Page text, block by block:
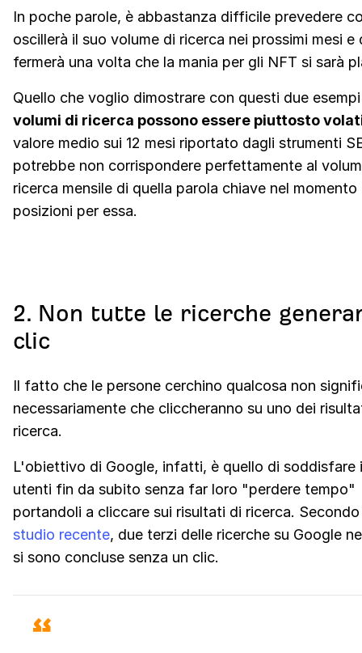
In poche parole, è abbastanza difficile prevedere
oscillerà il suo volume di ricerca nei prossimi mesi e
fermerà una volta che la mania per gli NFT si sarà
Quello che voglio dimostrare con questi due
volumi di ricerca possono essere piuttosto
valore medio sui 12 mesi riportato dagli strumenti
potrebbe non corrispondere perfettamente al
ricerca mensile di quella parola chiave nel momento
posizioni per essa.
2. Non tutte le ricerche
clic
Il fatto che le persone cerchino qualcosa non
necessariamente che cliccheranno su uno dei
ricerca.
L'obiettivo di Google, infatti, è quello di soddisfare
utenti fin da subito senza far loro "perdere tempo"
portandoli a cliccare sui risultati di ricerca.
studio recente, due terzi delle ricerche su Google
si sono concluse senza un clic.